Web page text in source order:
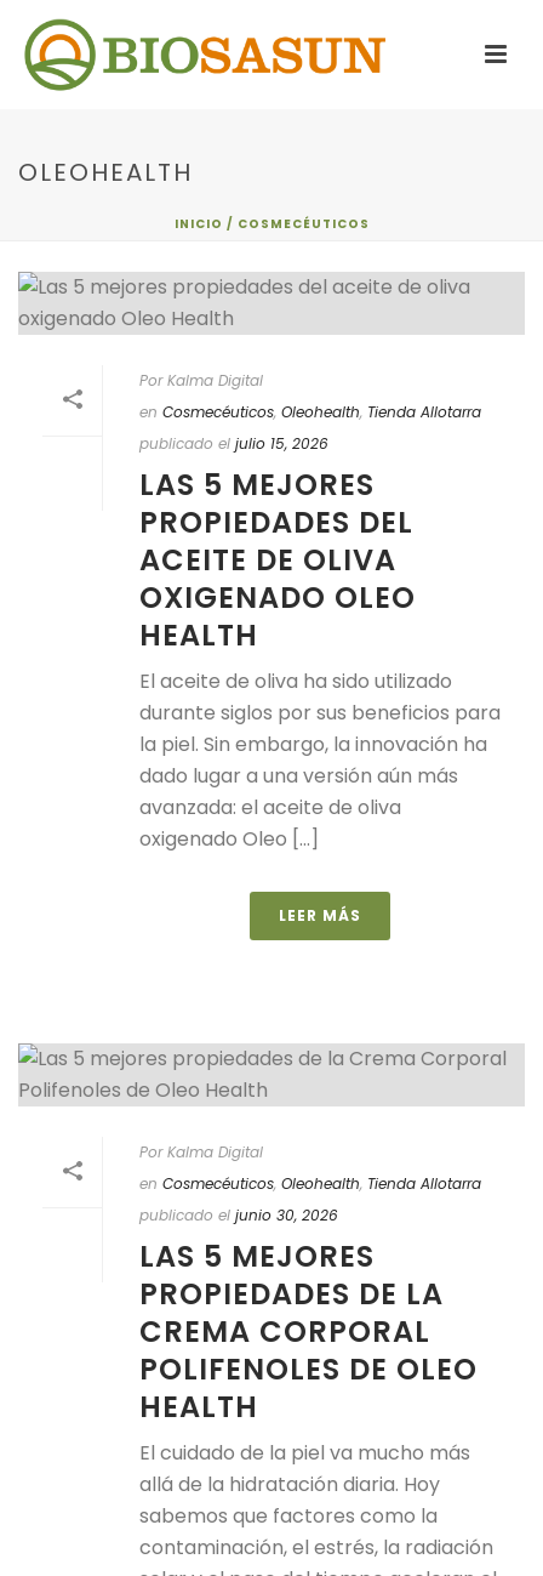
OLEOHEALTH
INICIO / COSMECÉUTICOS
Por Kalma Digital
en Cosmecéuticos, Oleohealth, Tienda Allotarra
publicado el julio 15, 2026
LAS 5 MEJORES
PROPIEDADES DEL
ACEITE DE OLIVA
OXIGENADO OLEO
HEALTH
El aceite de oliva ha sido utilizado
durante siglos por sus beneficios para
la piel. Sin embargo, la innovación ha
dado lugar a una versión aún más
avanzada: el aceite de oliva
oxigenado Oleo [...]
LEER MÁS
Por Kalma Digital
en Cosmecéuticos, Oleohealth, Tienda Allotarra
publicado el junio 30, 2026
LAS 5 MEJORES
PROPIEDADES DE LA
CREMA CORPORAL
POLIFENOLES DE OLEO
HEALTH
El cuidado de la piel va mucho más
allá de la hidratación diaria. Hoy
sabemos que factores como la
contaminación, el estrés, la radiación